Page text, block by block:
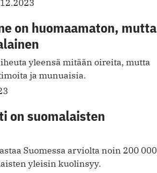
on huomaamaton, mutta
yleensä mitään oireita, mutta
ja munuaisia.
on suomalaisten
Suomessa arviolta noin 200 000
yleisin kuolinsyy.